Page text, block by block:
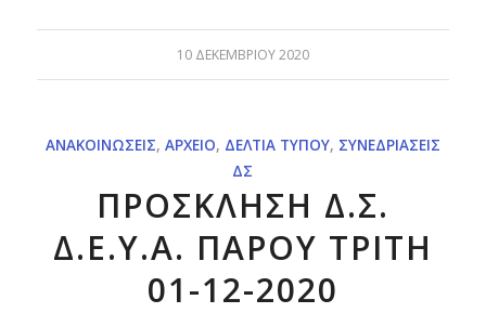
10 ΔΕΚΕΜΒΡΊΟΥ 2020
ΑΝΑΚΟΙΝΏΣΕΙΣ, ΑΡΧΕΊΟ, ΔΕΛΤΊΑ ΤΎΠΟΥ, ΣΥΝΕΔΡΙΆΣΕΙΣ
ΔΣ
ΠΡΟΣΚΛΗΣΗ Δ.Σ.
Δ.Ε.Υ.Α. ΠΑΡΟΥ ΤΡΙΤΗ
01-12-2020